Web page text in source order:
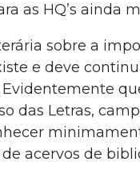
as HQ’s ainda
sobre a
e deve
das Letras,
acervos de